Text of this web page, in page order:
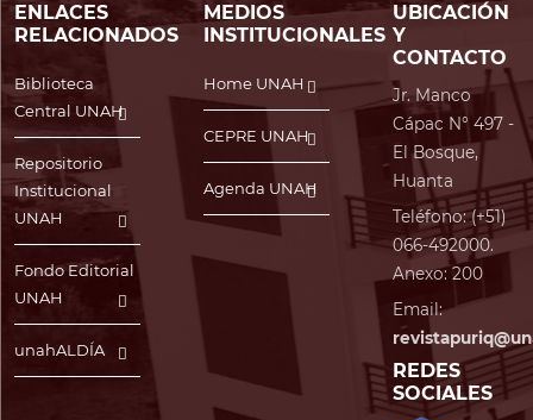
ENLACES
RELACIONADOS
Biblioteca
Central UNAH
Repositorio
Institucional
UNAH
Fondo Editorial
UNAH
unahALDÍA
MEDIOS
INSTITUCIONALES
Home UNAH
CEPRE UNAH
Agenda UNAH
UBICACIÓN
Y
CONTACTO
Jr. Manco
Cápac N° 497 -
El Bosque,
Huanta
Teléfono: (+51)
066-492000.
Anexo: 200
Email:
REDES
SOCIALES